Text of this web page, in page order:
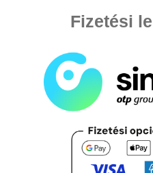
Fizetési